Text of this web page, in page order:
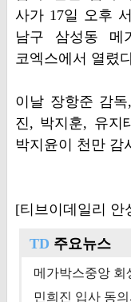
사가 17일 오후
남구 삼성동 메
코엑스에서 열렸
이날 장항준 감독
진, 박지훈, 유지
박지윤이 천만 감
[티브이데일리 안
TD 주요뉴스